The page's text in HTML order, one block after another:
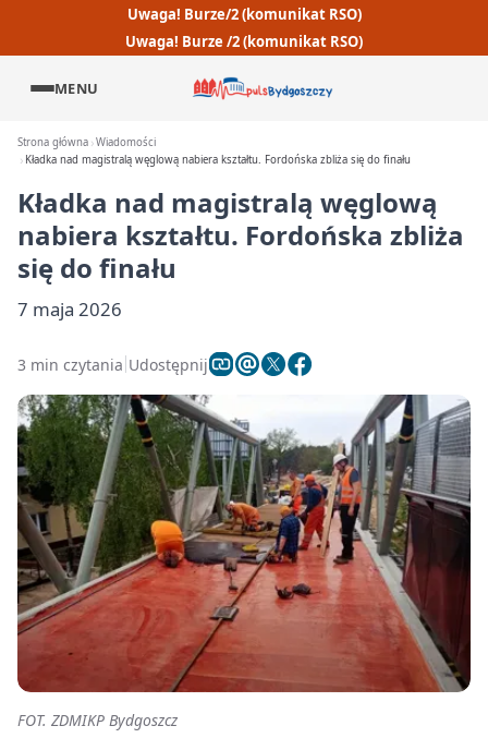
Uwaga! Burze/2 (komunikat RSO)
Uwaga! Burze /2 (komunikat RSO)
MENU
Strona główna Wiadomości
Kładka nad magistralą węglową nabiera kształtu. Fordońska zbliża się do finału
Kładka nad magistralą węglową
nabiera kształtu. Fordońska zbliża
się do finału
7 maja 2026
3 min czytania Udostępnij
FOT. ZDMIKP Bydgoszcz